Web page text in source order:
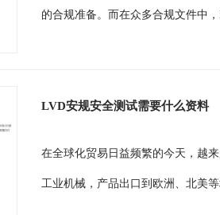
的合规准备。而在众多合规文件中，
LVD安规安全测试需要什么资料
在全球化贸易日益频繁的今天，越
工业机械，产品出口到欧洲、北美